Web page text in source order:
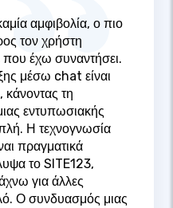
αμφιβολία, ο πιο
τον χρήστη
που έχω συναντήσει.
μέσω chat είναι
κάνοντας τη
εντυπωσιακής
Η τεχνογνωσία
πραγματικά
το SITE123,
για άλλες
Ο συνδυασμός μιας